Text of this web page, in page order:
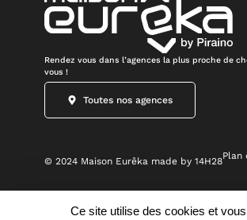
Rendez vous dans l’agences la plus proche de
vous !
Toutes nos agences
© 2024 Maison Eurêka made by 14H28Plan
Ce site utilise des cookies et